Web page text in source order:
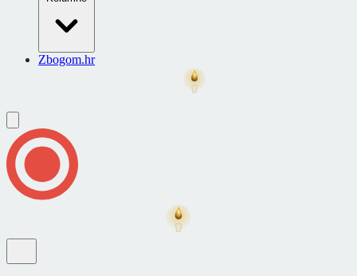
Zbogom.hr